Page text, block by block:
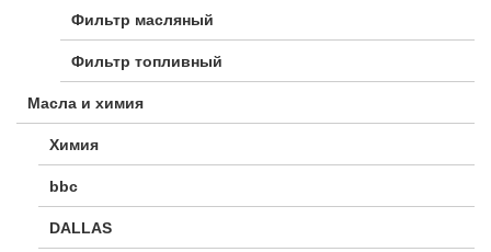
Фильтр масляный
Фильтр топливный
Масла и химия
Химия
bbc
DALLAS